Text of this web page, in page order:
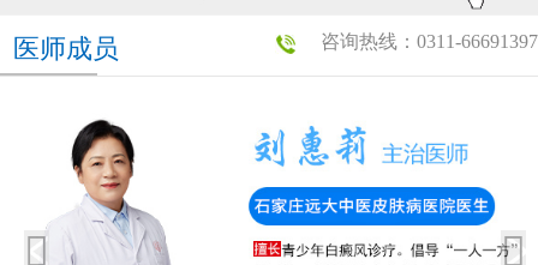
咨询热线：0311-66691397
医师成员